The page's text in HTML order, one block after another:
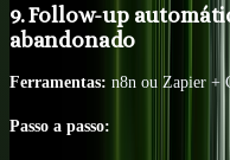
9. Follow-up
abandonado
Ferramentas: n8n ou Zapier +
Passo a passo: